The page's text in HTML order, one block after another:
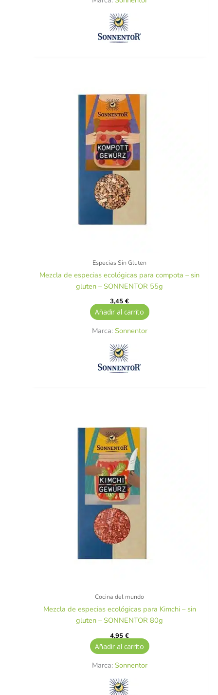
Especias Sin Gluten
Mezcla de especias ecológicas para compota – sin
gluten – SONNENTOR 55g
3,45€
Añadir al carrito
Marca: Sonnentor
Cocina del mundo
Mezcla de especias ecológicas para Kimchi – sin
gluten – SONNENTOR 80g
4,95€
Añadir al carrito
Marca: Sonnentor